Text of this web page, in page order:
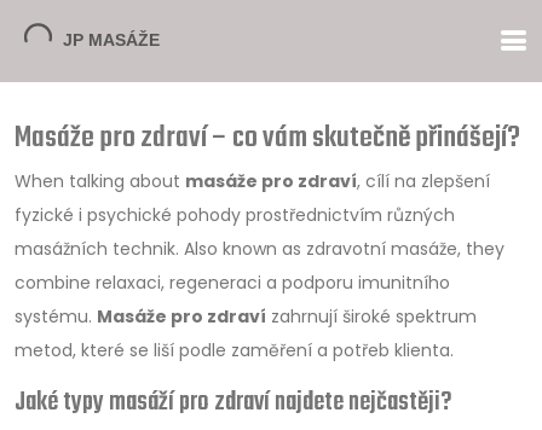
Masáže pro zdraví – co vám skutečně přinášejí?
When talking about masáže pro zdraví, cílí na zlepšení
fyzické i psychické pohody prostřednictvím různých
masážních technik. Also known as zdravotní masáže, they
combine relaxaci, regeneraci a podporu imunitního
systému. Masáže pro zdraví zahrnují široké spektrum
metod, které se liší podle zaměření a potřeb klienta.
Jaké typy masáží pro zdraví najdete nejčastěji?